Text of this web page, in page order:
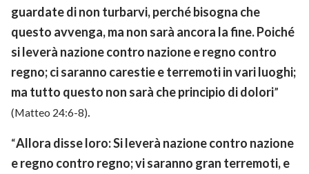
guardate di non turbarvi, perché bisogna che
questo avvenga, ma non sarà ancora la fine. Poiché
si leverà nazione contro nazione e regno contro
regno; ci saranno carestie e terremoti in vari luoghi;
ma tutto questo non sarà che principio di dolori”
(Matteo 24:6-8).
“Allora disse loro: Si leverà nazione contro nazione
e regno contro regno; vi saranno gran terremoti, e